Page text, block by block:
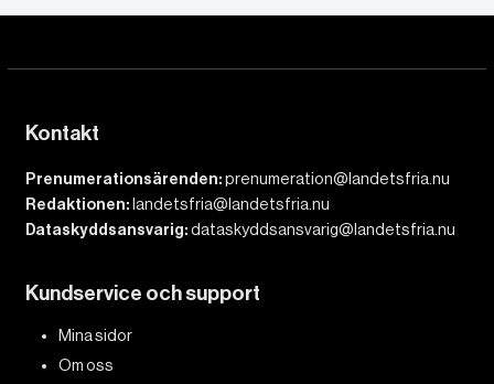
Kontakt
Prenumerationsärenden:prenumeration@landetsfria.nu
Redaktionen: landetsfria@landetsfria.nu
Dataskyddsansvarig:dataskyddsansvarig@landetsfria.nu
Kundservice och support
Mina sidor
Om oss